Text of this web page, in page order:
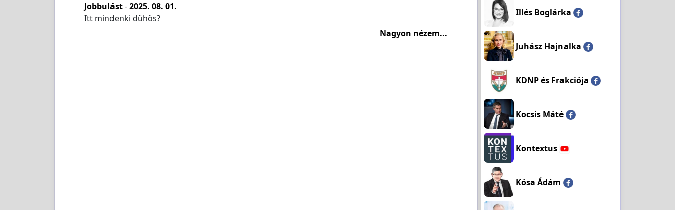
Jobbulást-2025. 08. 01.
Itt mindenki dühös?
Nagyon nézem...
Illés Boglárka
Juhász Hajnalka
KDNP és Frakciója
Kocsis Máté
Kontextus
Kósa Ádám